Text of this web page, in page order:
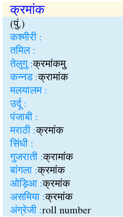
क्रमांक
(पुं.)
कश्मीरी :
तमिल :
तेलुगु :क्रमांकमु
कन्नड :क्रामांक
मलयालम :
उर्दू :
पंजाबी :
मराठी :क्रमांक
सिंधी :
गुजराती :क्रामांक
बांगला :क्रमांक
ओड़िआ :क्रमांक
असमिया :क्रमांक
अंग्रेजी :roll number